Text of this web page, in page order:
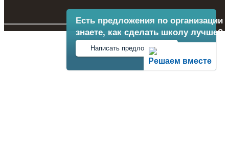
Решаем вместе
Есть предложения по организации
знаете, как сделать школу лучше?
Написать предложение